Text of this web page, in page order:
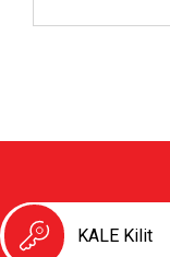
KALE Kilit